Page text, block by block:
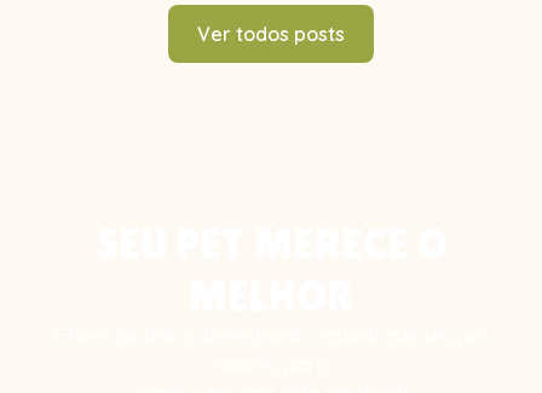
Ver todos posts